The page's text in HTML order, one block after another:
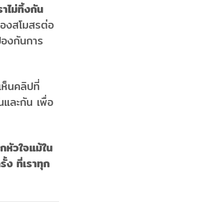
าไม่ทิ้งกัน
งสโมสรต่อ
งกันการ
นคลิปที่
ละกัน เพื่อ
วใจแม้ใน
ง ที่เราทุก